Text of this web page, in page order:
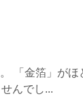
「金箔」が
んでし...